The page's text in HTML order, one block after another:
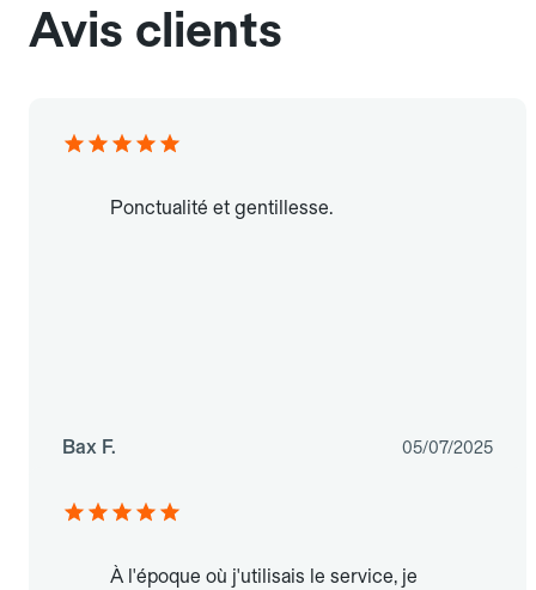
Avis clients
Ponctualité et gentillesse.
Bax F. 05/07/2025
À l'époque où j'utilisais le service, je